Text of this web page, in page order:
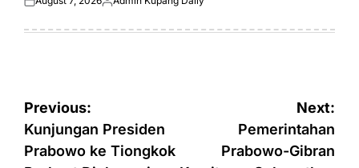
Posted
Posted
Post
navigation
Previous:
Kunjungan Presiden
Prabowo ke Tiongkok
Next:
Pemerintahan
Prabowo-Gibran